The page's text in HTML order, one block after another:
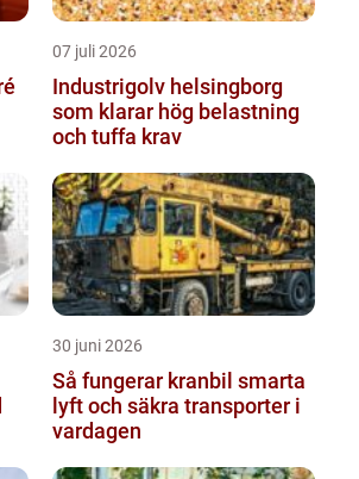
07 juli 2026
Industrigolv helsingborg
som klarar hög belastning
och tuffa krav
30 juni 2026
Så fungerar kranbil smarta
lyft och säkra transporter i
vardagen